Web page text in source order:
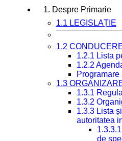
1. Despre Primarie
1.1 LEGISLAȚIE
1.2
1.2.1 Lista
1.2.2
Programare
1.3
1.3.1
1.3.2
1.3.3 Lista
autoritatea
de